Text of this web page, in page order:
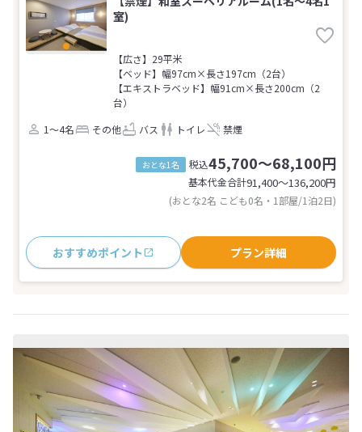
室)
【広さ】29平米
【ベッド】幅97cm×長さ197cm（2台）
【エキストラベッド】幅91cm×長さ200cm（2
台）
1～4名
その他 バス トイレ 禁煙
おとな1名 税込45,700～68,100円
基本代金合計91,400〜136,200円
(おとな2名 こども0名・1部屋/1泊2日)
おすすめポイント プラン詳細